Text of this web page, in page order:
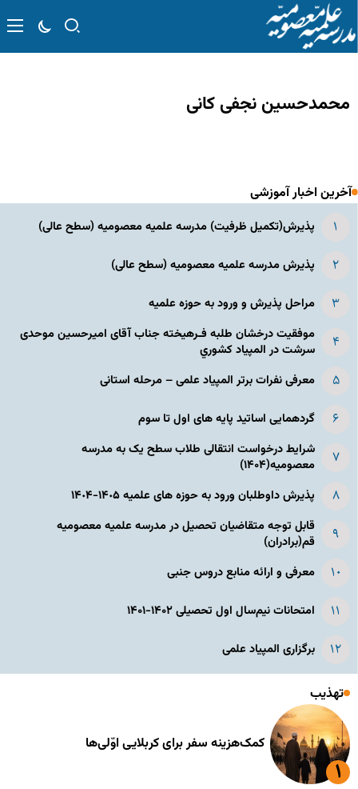
محمدحسین نجفی کانی
آخرین اخبار آموزشی
پذیرش(تکمیل ظرفیت) مدرسه علمیه معصومیه‌ (سطح عالی)
پذیرش مدرسه علمیه معصومیه‌ (سطح عالی)
مراحل پذیرش و ورود به حوزه علمیه
موفقیت درخشان طلبه فـرهیخته جناب آقای امیرحسین موحدی
سرشت در المپياد كشوري
معرفی نفرات برتر المپیاد علمی – مرحله استانی
گردهمایی اساتید پایه های اول تا سوم
شرایط درخواست انتقالی طلاب سطح یک به مدرسه
معصومیه(۱۴۰۴)
پذیرش داوطلبان ورود به حوزه های علمیه ١۴٠۵-١۴٠۴
قابل توجه متقاضیان تحصیل در مدرسه علمیه معصومیه
قم(برادران)
معرفی و ارائه منابع دروس جنبی
امتحانات نیم‌سال اول تحصیلی ۱۴۰۲-۱۴۰۱
برگزاری المپیاد علمی
تهذیب
کمک‌هزینه سفر برای کربلایی اوّلی‌ها